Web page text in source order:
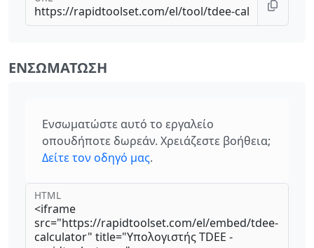
ΕΝΣΩΜΆΤΩΣΗ
Ενσωματώστε αυτό το εργαλείο
οπουδήποτε δωρεάν. Χρειάζεστε βοήθεια;
Δείτε τον οδηγό μας.
HTML